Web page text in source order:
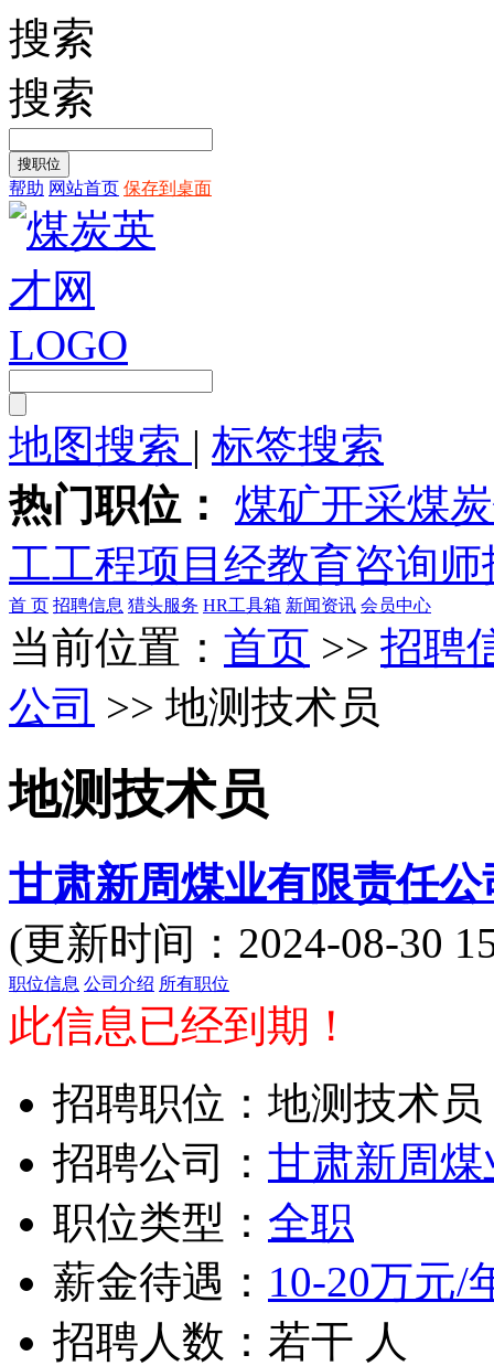
搜索
搜索
帮助 网站首页 保存到桌面
地图搜索 | 标签搜索
热门职位： 煤矿开采煤
工工程项目经教育咨询师
首 页 招聘信息 猎头服务 HR工具箱 新闻资讯 会员中心
当前位置： 首页 >> 招聘
公司 >> 地测技术员
地测技术员
甘肃新周煤业有限责任公
(更新时间：2024-08-30
职位信息 公司介绍 所有职位
此信息已经到期！
招聘职位：地测技术员
招聘公司： 甘肃新周
职位类型： 全职
薪金待遇： 10-20万元/
招聘人数：若干 人